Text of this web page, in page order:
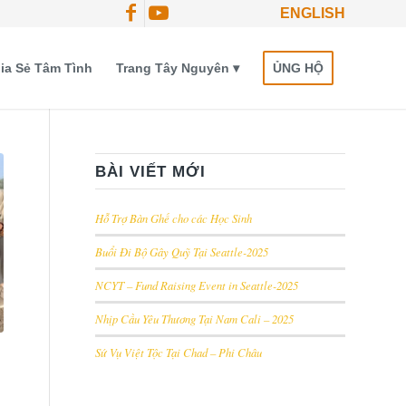
ENGLISH
Sẻ Tâm Tình Trang Tây Nguyên ỦNG HỘ
BÀI VIẾT MỚI
Hỗ Trợ Bàn Ghế cho các Học Sinh
Buổi Đi Bộ Gây Quỹ Tại Seattle-2025
NCYT – Fund Raising Event in Seattle-2025
Nhịp Cầu Yêu Thương Tại Nam Cali – 2025
Sứ Vụ Việt Tộc Tại Chad – Phi Châu